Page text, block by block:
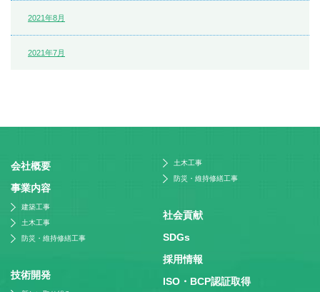
2021年8月
2021年7月
会社概要
事業内容
建築工事
土木工事
防災・維持修繕工事
技術開発
土木工事
防災・維持修繕工事
社会貢献
SDGs
採⽤情報
ISO・BCP認証取得